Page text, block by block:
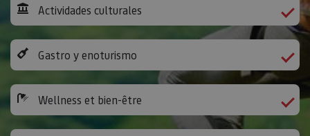
Actividades culturales
Gastro y enoturismo
Wellness et bien-être